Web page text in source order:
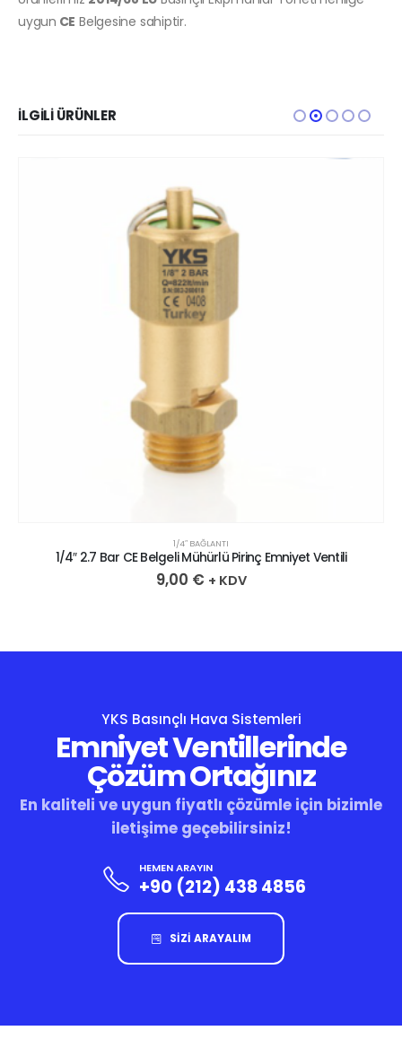
uygun CE Belgesine sahiptir.
İLGILI ÜRÜNLER
1/4″ BAĞLANTI
1/4″ 2.7 Bar CE Belgeli Mühürlü Pirinç Emniyet Ventili
9,00 € + KDV
YKS Basınçlı Hava Sistemleri
Emniyet Ventillerinde
Çözüm Ortağınız
En kaliteli ve uygun fiyatlı çözümle için bizimle
iletişime geçebilirsiniz!
HEMEN ARAYIN
+90 (212) 438 4856
SİZİ ARAYALIM